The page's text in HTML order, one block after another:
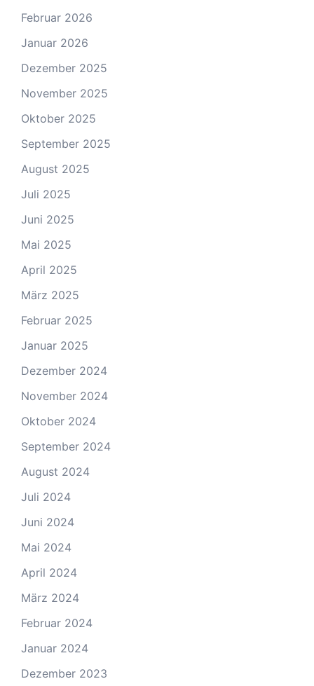
Februar 2026
Januar 2026
Dezember 2025
November 2025
Oktober 2025
September 2025
August 2025
Juli 2025
Juni 2025
Mai 2025
April 2025
März 2025
Februar 2025
Januar 2025
Dezember 2024
November 2024
Oktober 2024
September 2024
August 2024
Juli 2024
Juni 2024
Mai 2024
April 2024
März 2024
Februar 2024
Januar 2024
Dezember 2023